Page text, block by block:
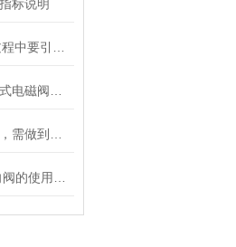
标说明